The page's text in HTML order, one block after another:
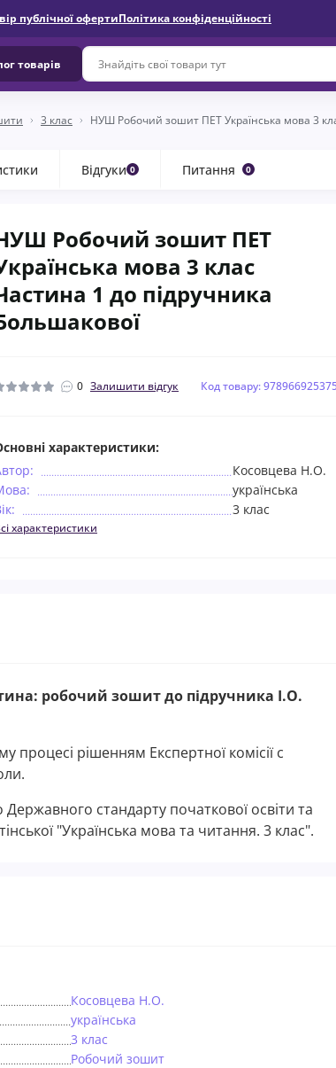
публічної офертиПолітика конфіденційності
товарів
3 клас НУШ Робочий зошит ПЕТ Українська мова 3
Відгуки 0 Питання 0
Робочий зошит ПЕТ
мова 3 клас
1 до підручника
0 Залишити відгук Код товару:
характеристики:
Косовцева Н.О.
українська
3 клас
характеристики
робочий зошит до підручника І.О.
процесі рішенням Експертної комісії с
стандарту початкової освіти та
"Українська мова та читання. 3 клас".
Косовцева Н.О.
українська
3 клас
Робочий зошит